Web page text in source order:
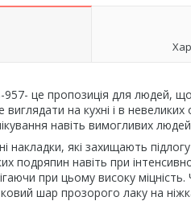
957- це пропозиція для людей,
на кухні і в
навіть вимогливих
накладки, які захищають
подряпин навіть при
при цьому високу
шар прозорого лаку на